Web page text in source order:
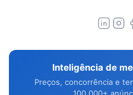
Inteligência de
Preços, concorrência e
100.000+